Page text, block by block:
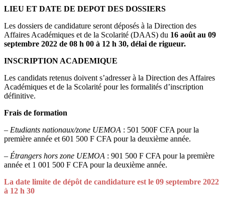
LIEU ET DATE DE DEPOT DES DOSSIERS
Les dossiers de candidature seront déposés à la Direction des
Affaires Académiques et de la Scolarité (DAAS) du 16 août au 09
septembre 2022 de 08 h 00 à 12 h 30, délai de rigueur.
INSCRIPTION ACADEMIQUE
Les candidats retenus doivent s’adresser à la Direction des Affaires
Académiques et de la Scolarité pour les formalités d’inscription
définitive.
Frais de formation
– Etudiants nationaux/zone UEMOA : 501 500F CFA pour la
première année et 601 500 F CFA pour la deuxième année.
– Étrangers hors zone UEMOA : 901 500 F CFA pour la première
année et 1 001 500 F CFA pour la deuxième année.
La date limite de dépôt de candidature est le 09 septembre 2022
à 12 h 30